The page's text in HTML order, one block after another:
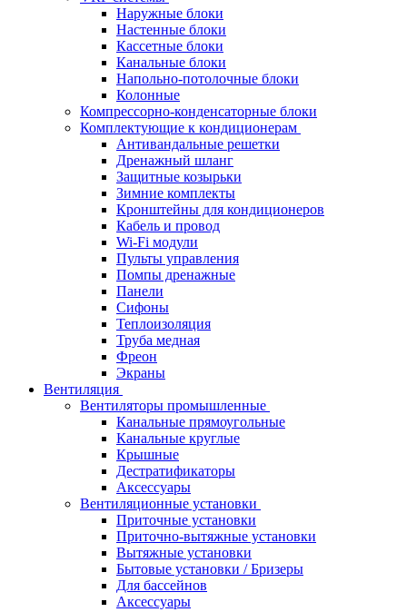
Наружные блоки
Настенные блоки
Кассетные блоки
Канальные блоки
Напольно-потолочные блоки
Колонные
Компрессорно-конденсаторные блоки
Комплектующие к кондиционерам
Антивандальные решетки
Дренажный шланг
Защитные козырьки
Зимние комплекты
Кронштейны для кондиционеров
Кабель и провод
Wi-Fi модули
Пульты управления
Помпы дренажные
Панели
Сифоны
Теплоизоляция
Труба медная
Фреон
Экраны
Вентиляция
Вентиляторы промышленные
Канальные прямоугольные
Канальные круглые
Крышные
Дестратификаторы
Аксессуары
Вентиляционные установки
Приточные установки
Приточно-вытяжные установки
Вытяжные установки
Бытовые установки / Бризеры
Для бассейнов
Аксессуары